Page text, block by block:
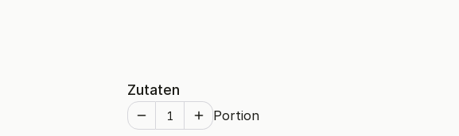
Zutaten
Portion